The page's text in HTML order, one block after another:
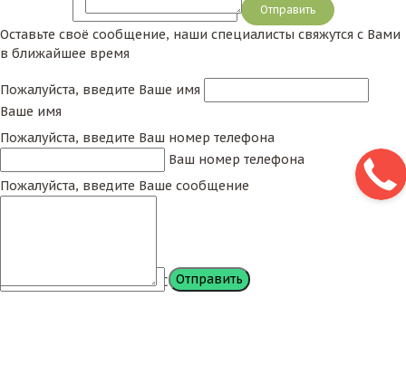
Сообщение
Оставьте своё сообщение, наши специалисты свяжутся с Вами
в ближайшее время
Пожалуйста, введите Ваше имя
Ваше имя
Пожалуйста, введите Ваш номер телефона
Ваш номер телефона
Пожалуйста, введите Ваше сообщение
Сообщение